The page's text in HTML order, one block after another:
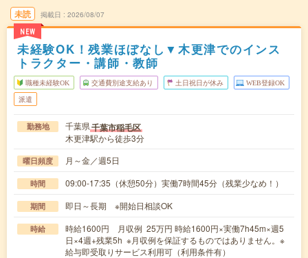
未読
NEW
掲載日 2026/08/07
未経験OK！残業ほぼなし▼木更津でのインス
トラクター・講師・教師
職種未経験OK 交通費別途支給あり 土日祝日が休み WEB登録OK
派遣
勤務地 千葉県千葉市稲毛区
木更津駅から徒歩3分
曜日頻度 月～金／週5日
時間 09:00-17:35（休憩50分）実働7時間45分（残業少なめ！）
期間 即日～長期 ※開始日相談OK
時給
時給1600円 月収例 25万円 時給1600円×実働7h45m×週5
日×4週+残業5h ※月収例を保証するものではありません。※
給与即受取りサービス利用可（利用条件有）